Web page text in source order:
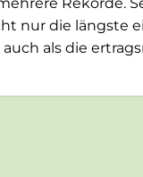
nur die längste
als die